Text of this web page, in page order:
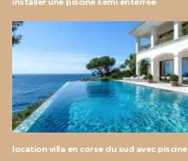
location villa en corse du sud avec piscine